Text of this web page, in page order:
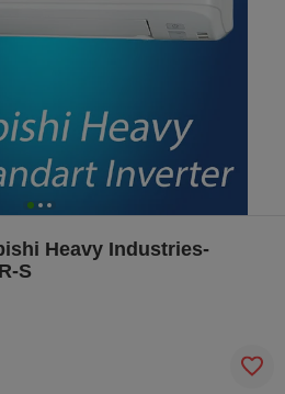
Heavy Industries-
S